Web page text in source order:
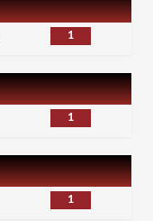
1
1
1